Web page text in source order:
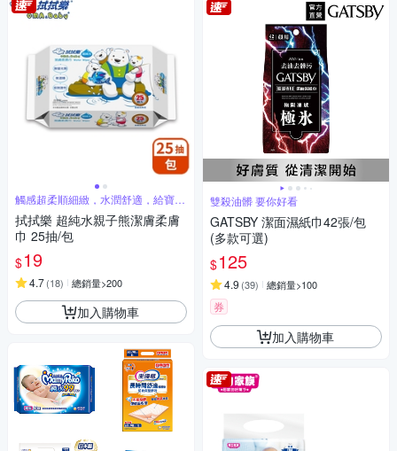
觸感超柔順細緻，水潤舒適，給寶寶
細緻呵護
拭拭樂 超純水親子熊潔膚柔膚
巾 25抽/包
$19
4.7(18) 總銷量>200
加入購物車
雙殺油髒 要你好看
GATSBY 潔面濕紙巾42張/包
(多款可選)
$125
4.9 (39) 總銷量>100
券
加入購物車